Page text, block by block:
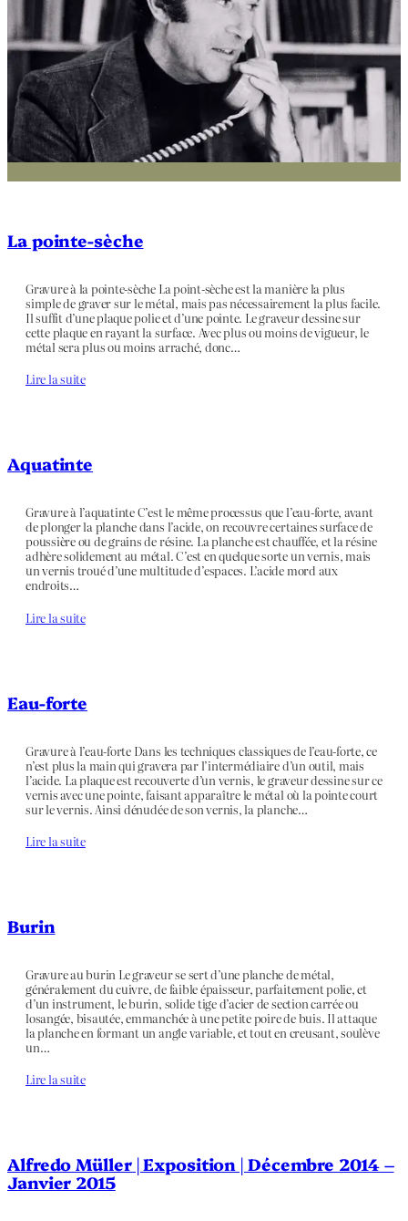
La pointe-sèche
Gravure à la pointe-sèche La point-sèche est la manière la plus
simple de graver sur le métal, mais pas nécessairement la plus facile.
Il suffit d’une plaque polie et d’une pointe. Le graveur dessine sur
cette plaque en rayant la surface. Avec plus ou moins de vigueur, le
métal sera plus ou moins arraché, donc…
Lire la suite
Aquatinte
Gravure à l’aquatinte C’est le même processus que l’eau-forte, avant
de plonger la planche dans l’acide, on recouvre certaines surface de
poussière ou de grains de résine. La planche est chauffée, et la résine
adhère solidement au métal. C’est en quelque sorte un vernis, mais
un vernis troué d’une multitude d’espaces. L’acide mord aux
endroits…
Lire la suite
Eau-forte
Gravure à l’eau-forte Dans les techniques classiques de l’eau-forte, ce
n’est plus la main qui gravera par l’intermédiaire d’un outil, mais
l’acide. La plaque est recouverte d’un vernis, le graveur dessine sur ce
vernis avec une pointe, faisant apparaître le métal où la pointe court
sur le vernis. Ainsi dénudée de son vernis, la planche…
Lire la suite
Burin
Gravure au burin Le graveur se sert d’une planche de métal,
généralement du cuivre, de faible épaisseur, parfaitement polie, et
d’un instrument, le burin, solide tige d’acier de section carrée ou
losangée, bisautée, emmanchée à une petite poire de buis. Il attaque
la planche en formant un angle variable, et tout en creusant, soulève
un…
Lire la suite
Alfredo Müller | Exposition | Décembre 2014 –
Janvier 2015